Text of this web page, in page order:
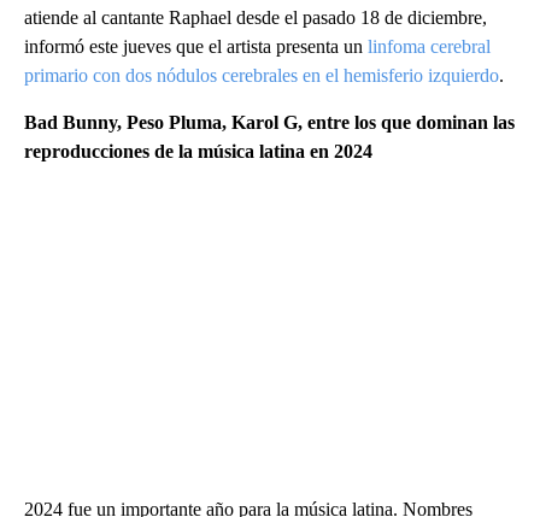
atiende al cantante Raphael desde el pasado 18 de diciembre,
informó este jueves que el artista presenta un linfoma cerebral
primario con dos nódulos cerebrales en el hemisferio izquierdo.
Bad Bunny, Peso Pluma, Karol G, entre los que dominan las
reproducciones de la música latina en 2024
2024 fue un importante año para la música latina. Nombres